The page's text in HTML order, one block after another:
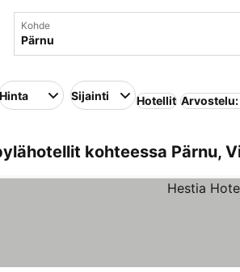
Kohde
Hinta Sijainti Hotellit
kohteessa Pärnu,